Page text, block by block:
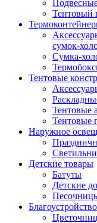
Тентовый
сумок-
Сумка-
Тентовые
Тентовые
Тентовые
Наружное
Детские товары
Батуты
Детские